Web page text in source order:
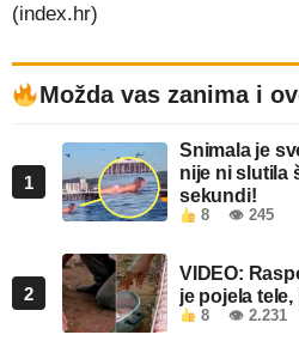
(index.hr)
Možda vas zanima i
1
Snimala je
nije ni slutila
sekundi!
8 👁 245
2
VIDEO:
je pojela
8 👁 2.231